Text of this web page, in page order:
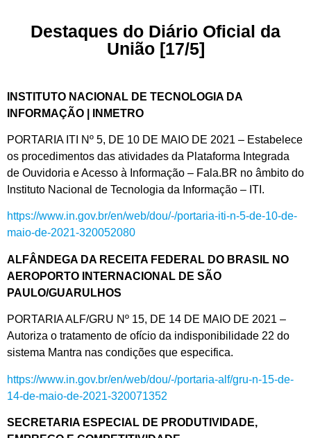
Destaques do Diário Oficial da
União [17/5]
INSTITUTO NACIONAL DE TECNOLOGIA DA
INFORMAÇÃO | INMETRO
PORTARIA ITI Nº 5, DE 10 DE MAIO DE 2021 – Estabelece
os procedimentos das atividades da Plataforma Integrada
de Ouvidoria e Acesso à Informação – Fala.BR no âmbito do
Instituto Nacional de Tecnologia da Informação – ITI.
https://www.in.gov.br/en/web/dou/-/portaria-iti-n-5-de-10-de-
maio-de-2021-320052080
ALFÂNDEGA DA RECEITA FEDERAL DO BRASIL NO
AEROPORTO INTERNACIONAL DE SÃO
PAULO/GUARULHOS
PORTARIA ALF/GRU Nº 15, DE 14 DE MAIO DE 2021 –
Autoriza o tratamento de ofício da indisponibilidade 22 do
sistema Mantra nas condições que especifica.
https://www.in.gov.br/en/web/dou/-/portaria-alf/gru-n-15-de-
14-de-maio-de-2021-320071352
SECRETARIA ESPECIAL DE PRODUTIVIDADE,